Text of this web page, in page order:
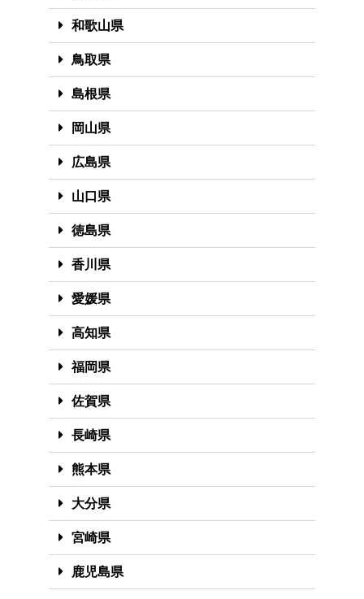
和歌山県
鳥取県
島根県
岡山県
広島県
山口県
徳島県
香川県
愛媛県
高知県
福岡県
佐賀県
長崎県
熊本県
大分県
宮崎県
鹿児島県